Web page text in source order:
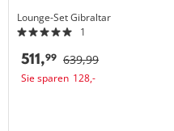
Lounge-SetGibraltar
1
639,99
511,99
128,-
Sie sparen